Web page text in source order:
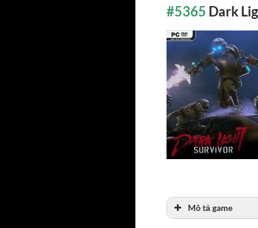
#5365 Dark
Mô tả game